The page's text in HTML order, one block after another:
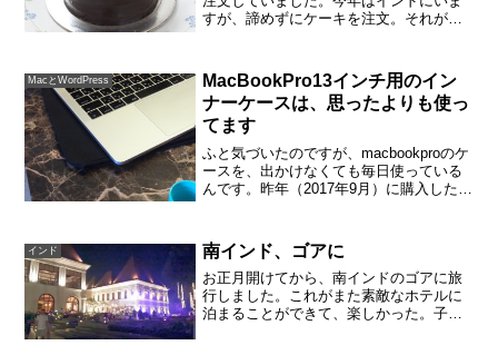
すが、諦めずにケーキを注文。それが、
ハトルテが大好き。まさかインドでお目
にかかれるとは！サンタさ...
MacとWordPress
MacBookPro13インチ用のイン
ナーケースは、思ったよりも使っ
てます
ふと気づいたのですが、macbookproのケ
ースを、出かけなくても毎日使っている
んです。昨年（2017年9月）に購入したノ
クシンプルでか...
インド 南インド、ゴアに
お正月開けてから、南インドのゴアに旅
行しました。これがまた素敵なホテルに
泊まることができて、楽しかった。子供